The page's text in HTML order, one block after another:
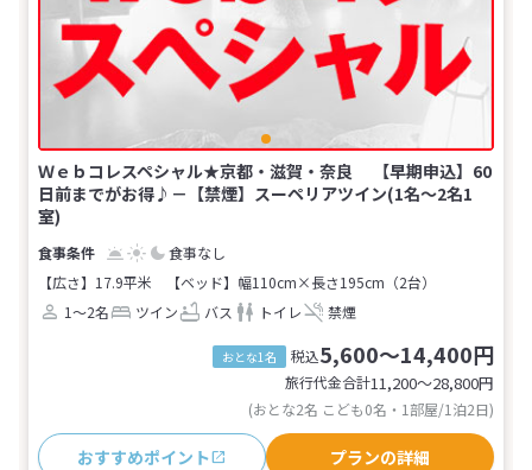
Ｗｅｂコレスペシャル★京都・滋賀・奈良 【早期申込】60
日前までがお得♪－【禁煙】スーペリアツイン(1名～2名1
室)
食事なし
【広さ】17.9平米
【ベッド】幅110cm×長さ195cm（2台）
1～2名
ツイン バス トイレ 禁煙
おとな1名 税込5,600～14,400円
旅行代金合計11,200〜28,800円
(おとな2名 こども0名・1部屋/1泊2日)
おすすめポイント プランの詳細